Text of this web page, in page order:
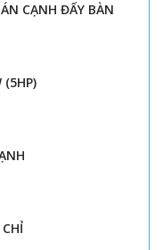
CẠNH ĐẨY BÀN
(5HP)